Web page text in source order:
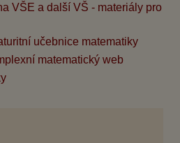
VŠE a další VŠ - materiály pro
učebnice matematiky
matematický web